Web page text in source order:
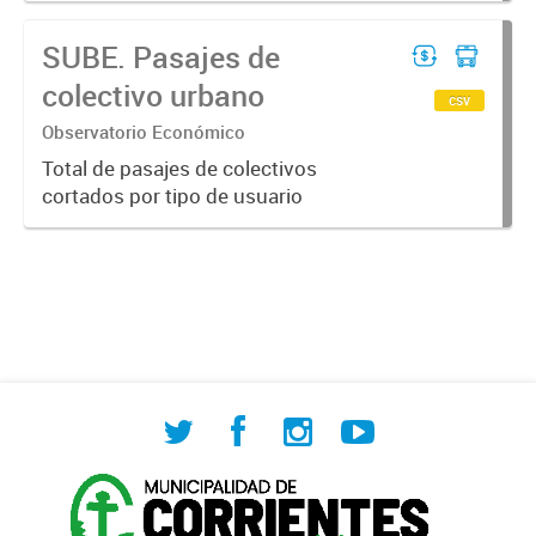
SUBE. Pasajes de
colectivo urbano
Observatorio Económico
Total de pasajes de colectivos
cortados por tipo de usuario
csv